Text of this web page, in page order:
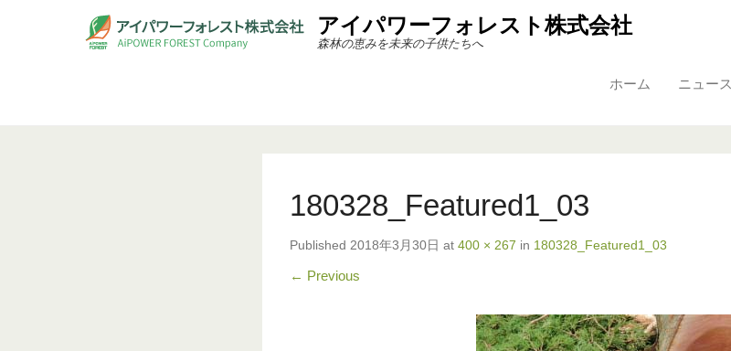
アイパワーフォレスト株式会社
森林の恵みを未来の子供たちへ
Primary Menu
Skip to content
ホーム ニュース
180328_Featured1_03
Published 2018年3月30日 at 400 × 267 in 180328_Featured1_03
← Previous